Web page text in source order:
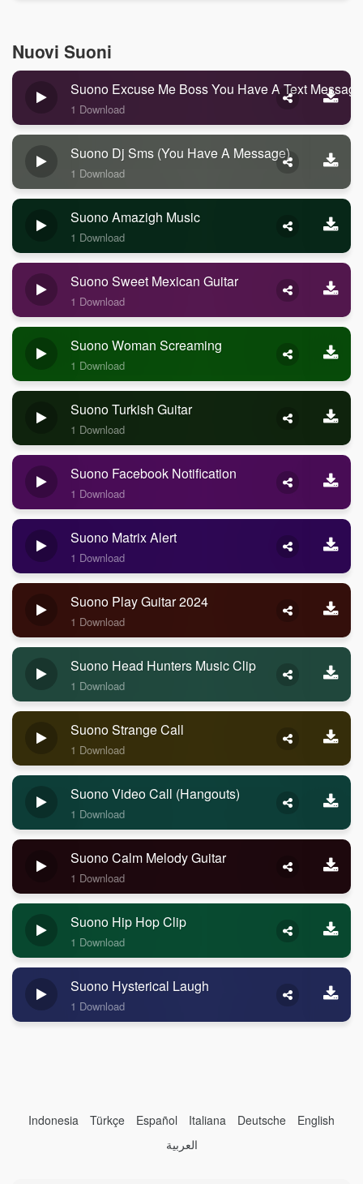
Nuovi Suoni
Suono Excuse Me Boss You Have A Text Message
1 Download
Suono Dj Sms (you Have A Message)
1 Download
Suono Amazigh Music
1 Download
Suono Sweet Mexican Guitar
1 Download
Suono Woman Screaming
1 Download
Suono Turkish Guitar
1 Download
Suono Facebook Notification
1 Download
Suono Matrix Alert
1 Download
Suono Play Guitar 2024
1 Download
Suono Head Hunters Music Clip
1 Download
Suono Strange Call
1 Download
Suono Video Call (Hangouts)
1 Download
Suono Calm Melody Guitar
1 Download
Suono Hip Hop Clip
1 Download
Suono Hysterical Laugh
1 Download
Indonesia Türkçe Español Italiana Deutsche
English
العربية